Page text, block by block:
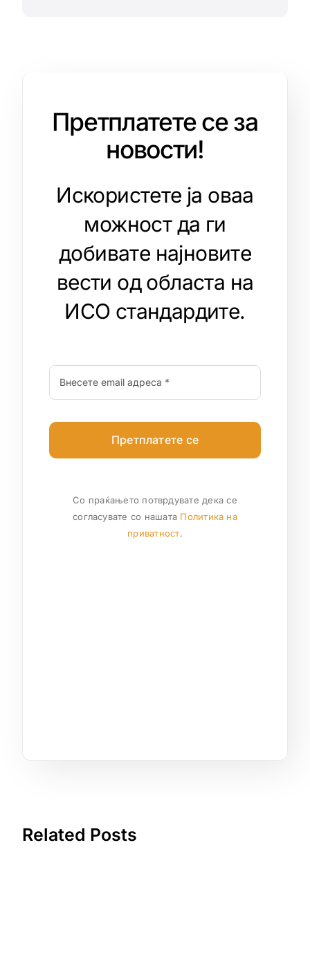
Претплатете се за
новости!
Искористете ја оваа
можност да ги
добивате најновите
вести од областа на
ИСО стандардите.
Претплатете се
Со праќањето потврдувате дека се
согласувате со нашата Политика на
приватност.
Related Posts